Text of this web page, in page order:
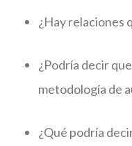
¿Hay relaciones
¿Podría decir
metodología de
¿Qué podría